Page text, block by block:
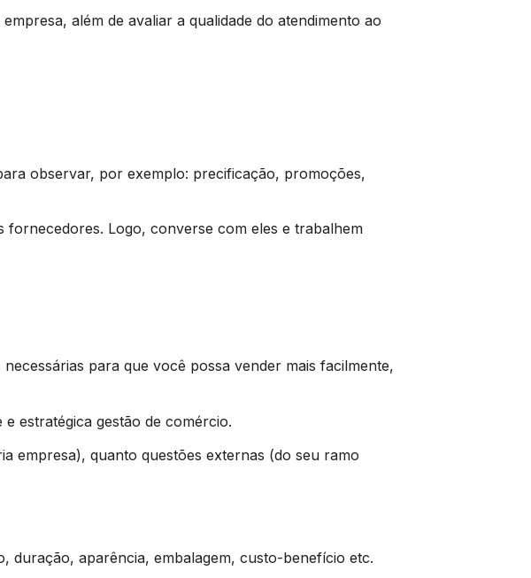
além de avaliar a qualidade do atendimento ao
observar, por exemplo: precificação, promoções,
Logo, converse com eles e trabalhem
para que você possa vender mais facilmente,
estratégica gestão de comércio.
empresa), quanto questões externas (do seu ramo
aparência, embalagem, custo-benefício etc.